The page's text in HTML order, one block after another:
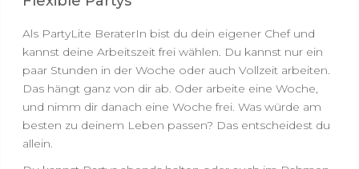
Als PartyLite BeraterIn bist du dein eigener Chef und
kannst deine Arbeitszeit frei wählen. Du kannst nur ein
paar Stunden in der Woche oder auch Vollzeit arbeiten.
Das hängt ganz von dir ab. Oder arbeite eine Woche,
und nimm dir danach eine Woche frei. Was würde am
besten zu deinem Leben passen? Das entscheidest du
allein.